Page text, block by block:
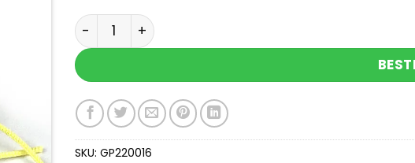
Gelukspoppetje smiley lachen aantal
SKU: GP220016